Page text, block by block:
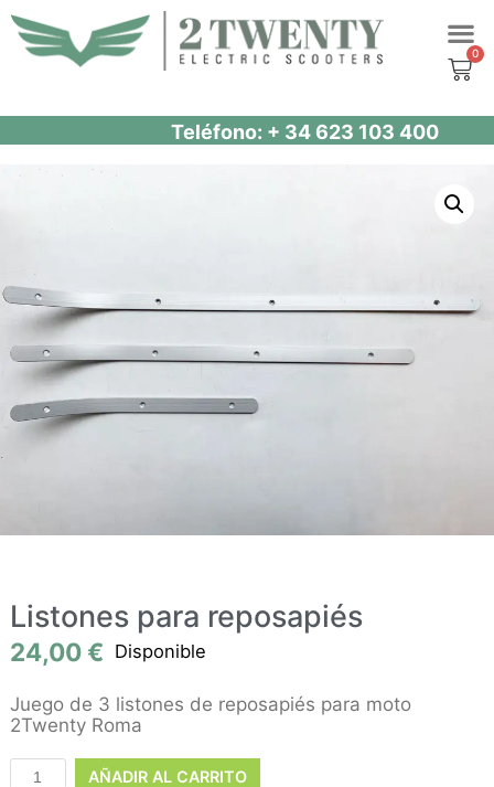
Saltar
al
Teléfono: + 34 623 103 400
Listones para reposapiés
24,00€ Disponible
Juego de 3 listones de reposapiés para moto
2Twenty Roma
AÑADIR AL CARRITO